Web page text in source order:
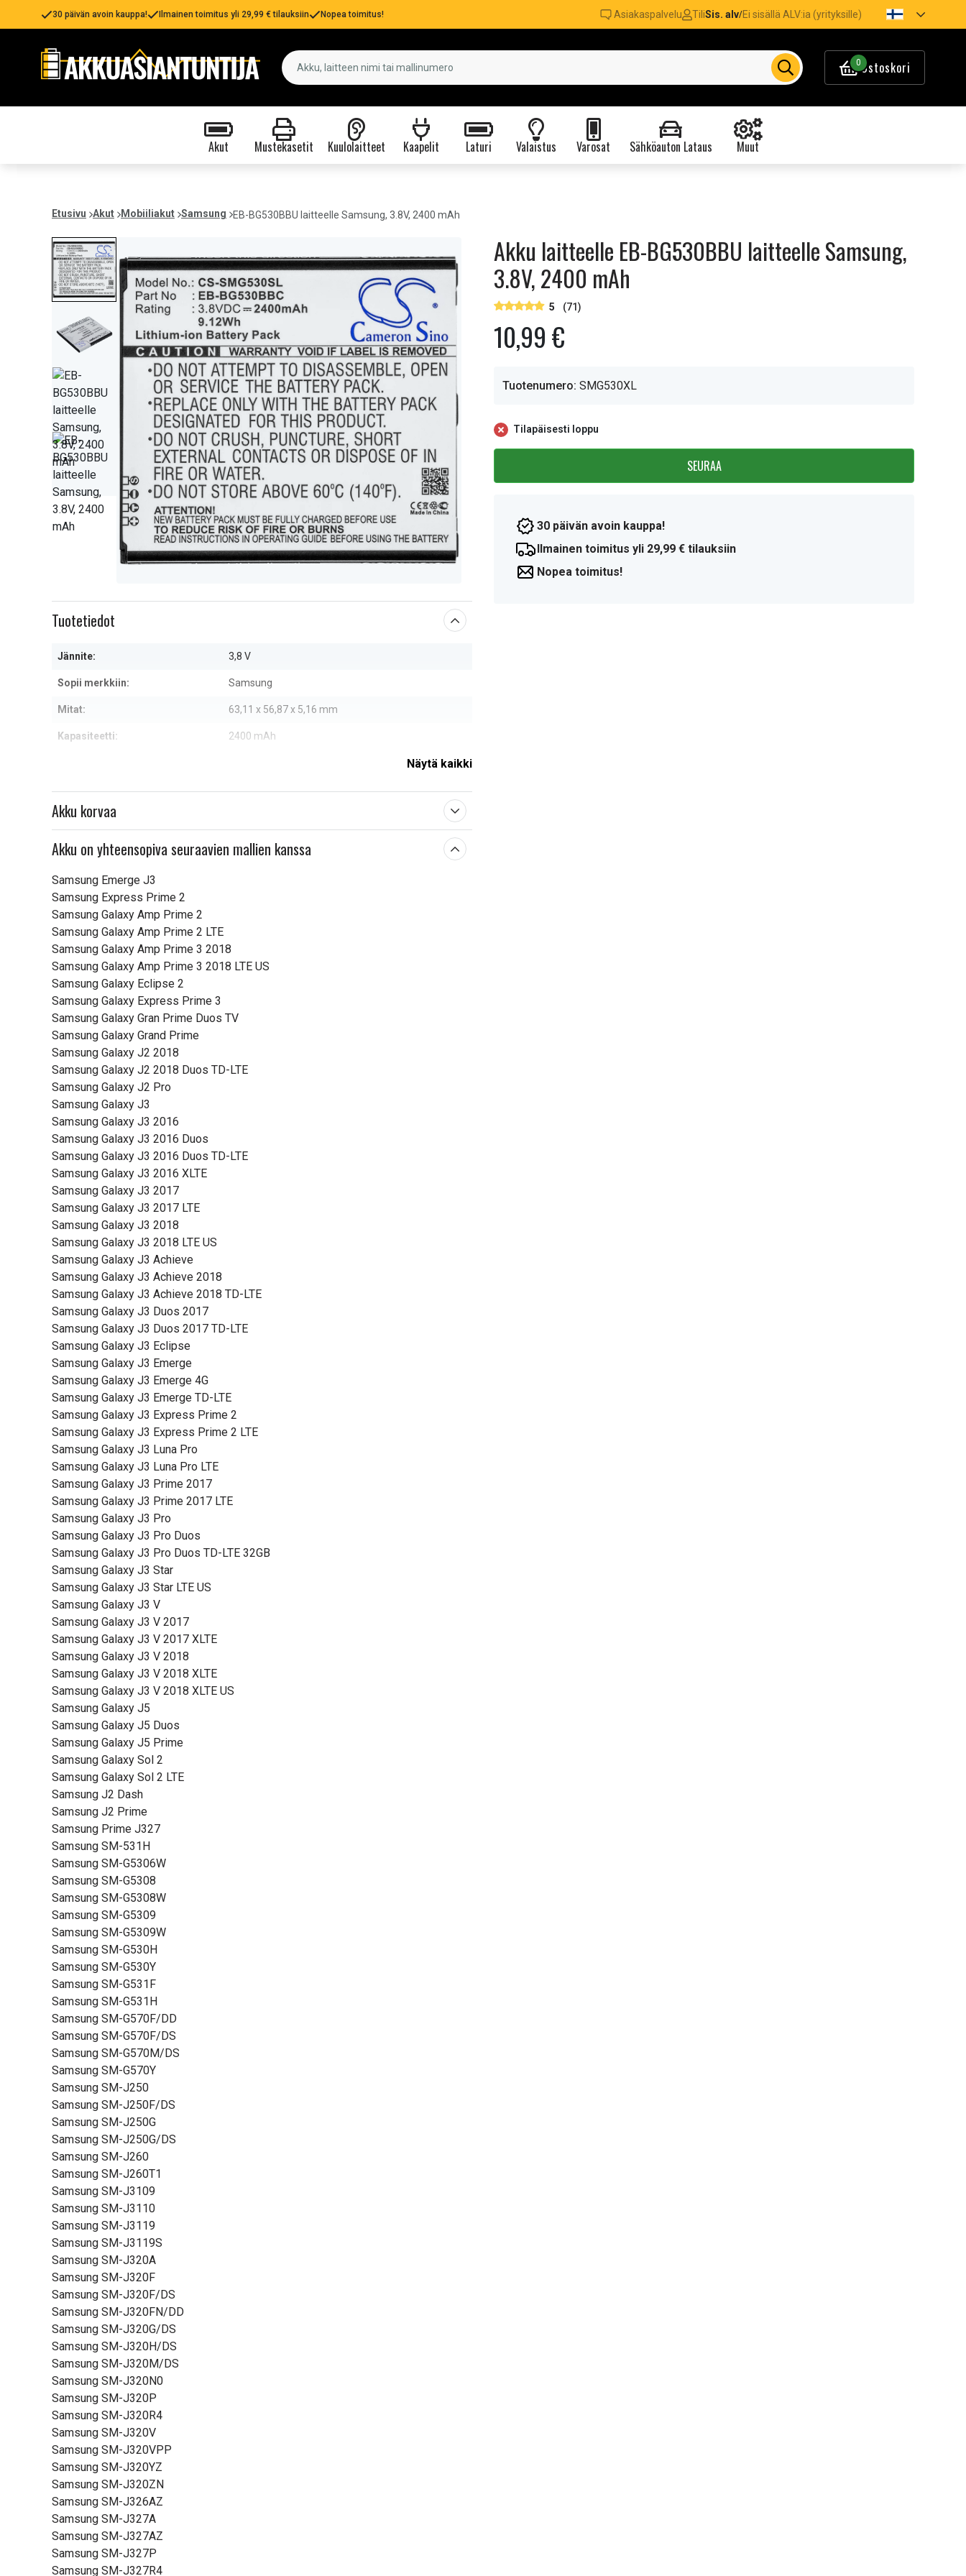
30 päivän avoin kauppa! Ilmainen toimitus yli 29,99 € tilauksiin Nopea toimitus! Asiakaspalvelu TiliSis. alv/Ei sisällä ALV:ia (yrityksille)
0Ostoskori
Akut Mustekasetit Kuulolaitteet Kaapelit Laturi Valaistus Varosat Sähköauton Lataus Muut
Etusivu Akut Mobiiliakut Samsung EB-BG530BBU laitteelle Samsung, 3.8V, 2400 mAh
Tuotetiedot
Jännite: 3,8 V
Sopii merkkiin: Samsung
Mitat: 63,11 x 56,87 x 5,16 mm
Kapasiteetti: 2400 mAh
Näytä kaikki
Akku korvaa
Akku on yhteensopiva seuraavien mallien kanssa
Samsung Emerge J3
Samsung Express Prime 2
Samsung Galaxy Amp Prime 2
Samsung Galaxy Amp Prime 2 LTE
Samsung Galaxy Amp Prime 3 2018
Samsung Galaxy Amp Prime 3 2018 LTE US
Samsung Galaxy Eclipse 2
Samsung Galaxy Express Prime 3
Samsung Galaxy Gran Prime Duos TV
Samsung Galaxy Grand Prime
Samsung Galaxy J2 2018
Samsung Galaxy J2 2018 Duos TD-LTE
Samsung Galaxy J2 Pro
Samsung Galaxy J3
Samsung Galaxy J3 2016
Samsung Galaxy J3 2016 Duos
Samsung Galaxy J3 2016 Duos TD-LTE
Samsung Galaxy J3 2016 XLTE
Samsung Galaxy J3 2017
Samsung Galaxy J3 2017 LTE
Samsung Galaxy J3 2018
Samsung Galaxy J3 2018 LTE US
Samsung Galaxy J3 Achieve
Samsung Galaxy J3 Achieve 2018
Samsung Galaxy J3 Achieve 2018 TD-LTE
Samsung Galaxy J3 Duos 2017
Samsung Galaxy J3 Duos 2017 TD-LTE
Samsung Galaxy J3 Eclipse
Samsung Galaxy J3 Emerge
Samsung Galaxy J3 Emerge 4G
Samsung Galaxy J3 Emerge TD-LTE
Samsung Galaxy J3 Express Prime 2
Samsung Galaxy J3 Express Prime 2 LTE
Samsung Galaxy J3 Luna Pro
Samsung Galaxy J3 Luna Pro LTE
Samsung Galaxy J3 Prime 2017
Samsung Galaxy J3 Prime 2017 LTE
Samsung Galaxy J3 Pro
Samsung Galaxy J3 Pro Duos
Samsung Galaxy J3 Pro Duos TD-LTE 32GB
Samsung Galaxy J3 Star
Samsung Galaxy J3 Star LTE US
Samsung Galaxy J3 V
Samsung Galaxy J3 V 2017
Samsung Galaxy J3 V 2017 XLTE
Samsung Galaxy J3 V 2018
Samsung Galaxy J3 V 2018 XLTE
Samsung Galaxy J3 V 2018 XLTE US
Samsung Galaxy J5
Samsung Galaxy J5 Duos
Samsung Galaxy J5 Prime
Samsung Galaxy Sol 2
Samsung Galaxy Sol 2 LTE
Samsung J2 Dash
Samsung J2 Prime
Samsung Prime J327
Samsung SM-531H
Samsung SM-G5306W
Samsung SM-G5308
Samsung SM-G5308W
Samsung SM-G5309
Samsung SM-G5309W
Samsung SM-G530H
Samsung SM-G530Y
Samsung SM-G531F
Samsung SM-G531H
Samsung SM-G570F/DD
Samsung SM-G570F/DS
Samsung SM-G570M/DS
Samsung SM-G570Y
Samsung SM-J250
Samsung SM-J250F/DS
Samsung SM-J250G
Samsung SM-J250G/DS
Samsung SM-J260
Samsung SM-J260T1
Samsung SM-J3109
Samsung SM-J3110
Samsung SM-J3119
Samsung SM-J3119S
Samsung SM-J320A
Samsung SM-J320F
Samsung SM-J320F/DS
Samsung SM-J320FN/DD
Samsung SM-J320G/DS
Samsung SM-J320H/DS
Samsung SM-J320M/DS
Samsung SM-J320N0
Samsung SM-J320P
Samsung SM-J320R4
Samsung SM-J320V
Samsung SM-J320VPP
Samsung SM-J320YZ
Samsung SM-J320ZN
Samsung SM-J326AZ
Samsung SM-J327A
Samsung SM-J327AZ
Samsung SM-J327P
Samsung SM-J327R4
Akku laitteelle EB-BG530BBU laitteelle Samsung,
3.8V, 2400 mAh
5 (71)
10,99 €
Tuotenumero: SMG530XL
Tilapäisesti loppu
SEURAA
30 päivän avoin kauppa!
Ilmainen toimitus yli 29,99 € tilauksiin
Nopea toimitus!